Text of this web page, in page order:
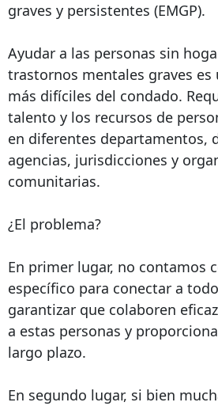
graves y persistentes (EMGP).
Ayudar a las personas sin
trastornos mentales graves es
más difíciles del condado.
talento y los recursos de
en diferentes departamentos,
agencias, jurisdicciones y
comunitarias.
¿El problema?
En primer lugar, no contamos
específico para conectar a
garantizar que colaboren
a estas personas y
largo plazo.
En segundo lugar, si bien